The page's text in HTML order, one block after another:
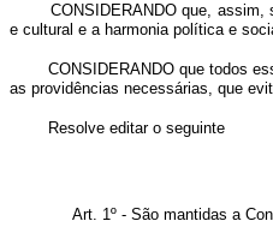
CONSIDERANDO que, assim,
e cultural e a harmonia política e
CONSIDERANDO que todos
as providências necessárias, que
Resolve editar o seguinte
Art. 1º - São mantidas a